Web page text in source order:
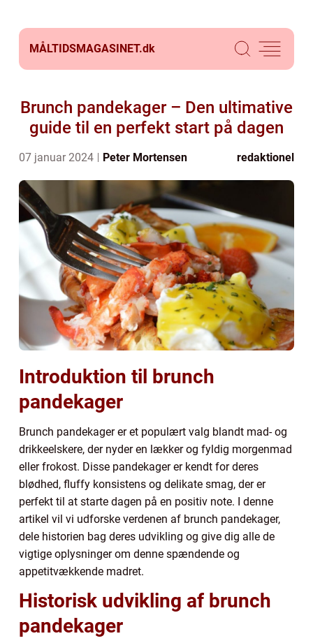
MÅLTIDSMAGASINET.dk
Brunch pandekager – Den ultimative
guide til en perfekt start på dagen
07 januar 2024 Peter Mortensen redaktionel
Introduktion til brunch
pandekager
Brunch pandekager er et populært valg blandt mad- og
drikkeelskere, der nyder en lækker og fyldig morgenmad
eller frokost. Disse pandekager er kendt for deres
blødhed, fluffy konsistens og delikate smag, der er
perfekt til at starte dagen på en positiv note. I denne
artikel vil vi udforske verdenen af brunch pandekager,
dele historien bag deres udvikling og give dig alle de
vigtige oplysninger om denne spændende og
appetitvækkende madret.
Historisk udvikling af brunch
pandekager